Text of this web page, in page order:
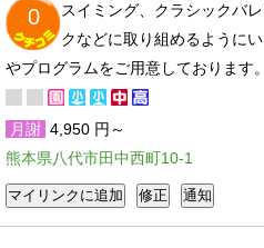
0
スイミング、クラシックバ
クなどに取り組めるように
やプログラムをご用意しております。
月謝 4,950 円～
熊本県八代市田中西町10-1